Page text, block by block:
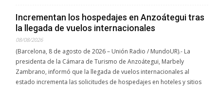
Incrementan los hospedajes en Anzoátegui tras
la llegada de vuelos internacionales
08/08/2026
(Barcelona, 8 de agosto de 2026 – Unión Radio / MundoUR).- La
presidenta de la Cámara de Turismo de Anzoátegui, Marbely
Zambrano, informó que la llegada de vuelos internacionales al
estado incrementa las solicitudes de hospedajes en hoteles y sitios